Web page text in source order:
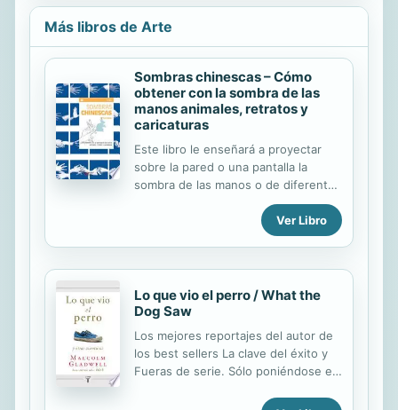
Más libros de Arte
Sombras chinescas – Cómo
obtener con la sombra de las
manos animales, retratos y
caricaturas
Este libro le enseñará a proyectar
sobre la pared o una pantalla la
sombra de las manos o de diferentes
objetos para crear imágenes
fantásticas, dotadas incluso de
movimiento. Además, le propone
figuras con cordeles, siluetas
recortadas y otros objetos
domésticos a fin de que estas
divertirá también a los pequeños y
les proporcionará un pasatiempo
creativo para desarrollar su movilidad
manual y su imaginación. Un arte
Ver Libro
Lo que vio el perro / What the
Dog Saw
Los mejores reportajes del autor de
los best sellers La clave del éxito y
Fueras de serie. Sólo poniéndose en
podría destapar los secretos de